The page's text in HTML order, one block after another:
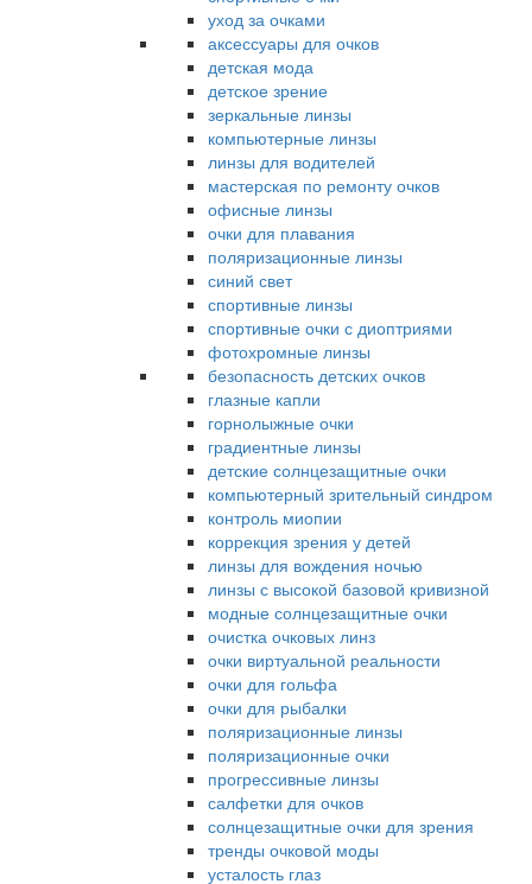
уход за очками
аксессуары для очков
детская мода
детское зрение
зеркальные линзы
компьютерные линзы
линзы для водителей
мастерская по ремонту очков
офисные линзы
очки для плавания
поляризационные линзы
синий свет
спортивные линзы
спортивные очки с диоптриями
фотохромные линзы
безопасность детских очков
глазные капли
горнолыжные очки
градиентные линзы
детские солнцезащитные очки
компьютерный зрительный синдром
контроль миопии
коррекция зрения у детей
линзы для вождения ночью
линзы с высокой базовой кривизной
модные солнцезащитные очки
очистка очковых линз
очки виртуальной реальности
очки для гольфа
очки для рыбалки
поляризационные линзы
поляризационные очки
прогрессивные линзы
салфетки для очков
солнцезащитные очки для зрения
тренды очковой моды
усталость глаз